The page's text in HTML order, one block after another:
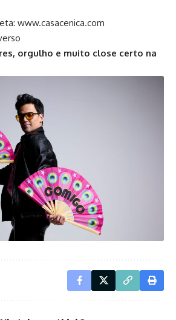
www.casacenica.com
orgulho e muito close certo na